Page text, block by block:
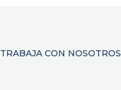
TRABAJA CON NOSOTROS